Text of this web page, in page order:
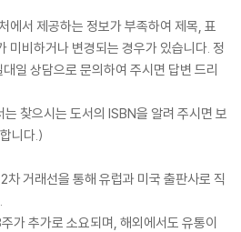
에서 제공하는 정보가 부족하여 제목, 표
미비하거나 변경되는 경우가 있습니다. 정
일 상담으로 문의하여 주시면 답변 드리
찾으시는 도서의 ISBN을 알려 주시면 보
니다.)
거래선을 통해 유럽과 미국 출판사로 직
가 추가로 소요되며, 해외에서도 유통이